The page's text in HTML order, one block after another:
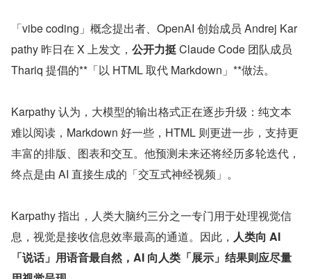
「vibe coding」概念提出者、OpenAI 创始成员 Andrej Kar
pathy 昨日在 X 上发文， 公开力挺 Claude Code 团队成员
Thariq 提倡的**「以 HTML 取代 Markdown」**做法。
Karpathy 认为，大模型的输出格式正在逐步升级：纯文本
难以阅读，Markdown 好一些，HTML 则更进一步，支持更
丰富的排版、图表和交互。他预测未来还将经历多轮迭代，
终点是由 AI 直接生成的「交互式神经视频」。
Karpathy 指出，人类大脑约三分之一专门用于处理视觉信
息，视觉是接收信息效率最高的通道。因此， 人类向 AI
「说话」用语音最自然，AI 向人类「展示」结果则应尽量